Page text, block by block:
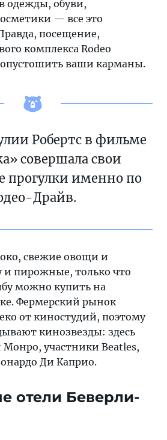
одежды, обуви,
— все это
посещение,
комплекса Rodeo
ваши карманы.
Робертс в фильме
совершала свои
прогулки именно по
Драйв.
свежие овощи и
пирожные, только что
можно купить на
Фермерский рынок
от киностудий, поэтому
кинозвезды: здесь
участники Beatles,
Ди Каприо.
отели Беверли-